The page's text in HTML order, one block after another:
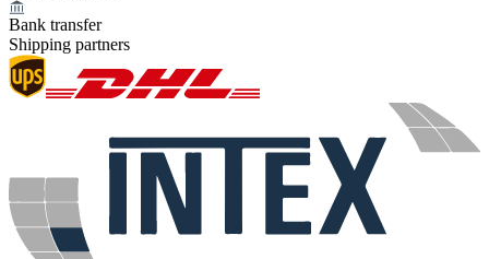
Bank transfer
Shipping partners